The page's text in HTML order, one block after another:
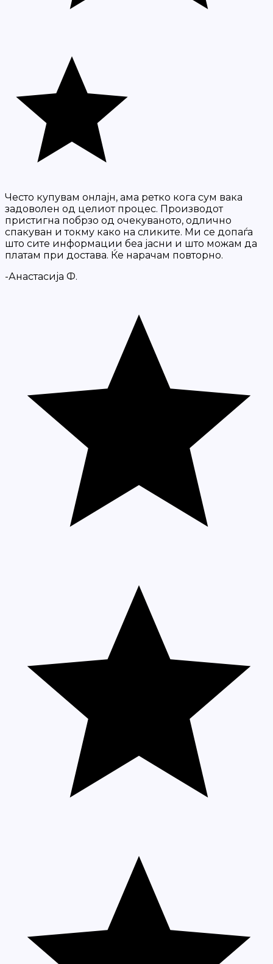
Често купувам онлајн, ама ретко кога сум вака
задоволен од целиот процес. Производот
пристигна побрзо од очекуваното, одлично
спакуван и токму како на сликите. Ми се допаѓа
што сите информации беа јасни и што можам да
платам при достава. Ќе нарачам повторно.
-Анастасија Ф.